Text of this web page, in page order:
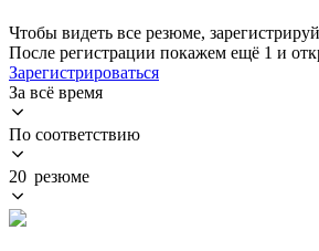
Чтобы видеть все резюме,
После регистрации покажем ещё 1 и
Зарегистрироваться
За всё время
По соответствию
20 резюме